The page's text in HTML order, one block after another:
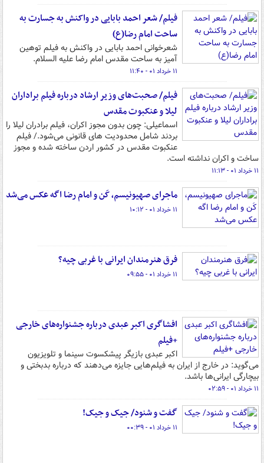
فیلم/ شعر احمد بابایی در واکنش به جسارت به
ساحت امام رضا(ع)
شعرخوانی احمد بابایی در واکنش به فیلم توهین
آمیز به ساحت مقدس امام رضا علیه السلام.
۱۱ خرداد ۰۱ - ۱۱:۴۰
فیلم/ صحبت‌های وزیر ارشاد درباره فیلم براداران
لیلا و عنکبوت مقدس
اسماعیلی: چون بدون مجوز اکران، فیلم برادران لیلا را
بردند شامل محدودیت های قانونی می‌شود./ فیلم
عنکبوت مقدس در کشور اردن ساخته شده و مجوز
ساخت و اکران نداشته است.
۱۱ خرداد ۰۱ - ۱۱:۱۳
ماجرای صهیونیسم، کَن و امام رضا اگه عکس می‌شد
۱۱ خرداد ۰۱ - ۱۰:۱۲
فرق هنرمندان ایرانی با غربی چیه؟
۱۱ خرداد ۰۱ - ۰۹:۵۵
افشاگری اکبر عبدی درباره جشنواره‌های خارجی
+فیلم
اکبر عبدی بازیگر پیشکسوت سینما و تلویزیون
می‌گوید: در خارج از ایران به فیلم‌هایی جایزه می‌دهند که درباره بدبختی و
بیچارگی ایرانی‌ها باشد.
۱۱ خرداد ۰۱ - ۰۲:۵۹
گفت و شنود/ جیک و جیک!
۱۱ خرداد ۰۱ - ۰۰:۳۹